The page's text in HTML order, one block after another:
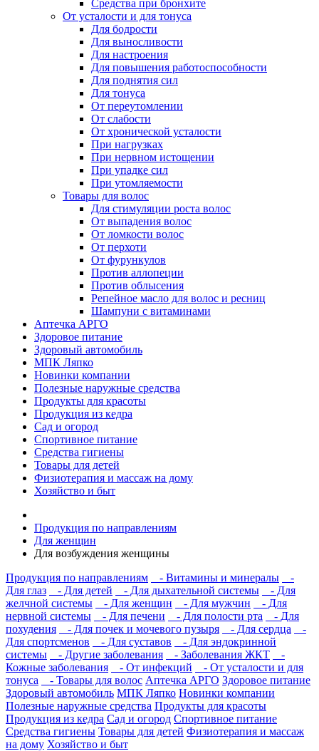
Средства при бронхите
От усталости и для тонуса
Для бодрости
Для выносливости
Для настроения
Для повышения работоспособности
Для поднятия сил
Для тонуса
От переутомлении
От слабости
От хронической усталости
При нагрузках
При нервном истощении
При упадке сил
При утомляемости
Товары для волос
Для стимуляции роста волос
От выпадения волос
От ломкости волос
От перхоти
От фурункулов
Против аллопеции
Против облысения
Репейное масло для волос и ресниц
Шампуни с витаминами
Аптечка АРГО
Здоровое питание
Здоровый автомобиль
МПК Ляпко
Новинки компании
Полезные наружные средства
Продукты для красоты
Продукция из кедра
Сад и огород
Спортивное питание
Средства гигиены
Товары для детей
Физиотерапия и массаж на дому
Хозяйство и быт
Продукция по направлениям
Для женщин
Для возбуждения женщины
Продукция по направлениям
- Витамины и минералы
-
Для глаз
- Для детей - Для дыхательной системы
- Для
желчной системы
- Для женщин - Для мужчин
- Для
нервной системы
- Для печени - Для полости рта
- Для
похудения
- Для почек и мочевого пузыря - Для сердца
-
Для спортсменов
- Для суставов
- Для эндокринной
системы
- Другие заболевания - Заболевания ЖКТ
-
Кожные заболевания
- От инфекций
- От усталости и для
тонуса
- Товары для волос Аптечка АРГО Здоровое питание
Здоровый автомобиль МПК Ляпко Новинки компании
Полезные наружные средства Продукты для красоты
Продукция из кедра Сад и огород Спортивное питание
Средства гигиены Товары для детей Физиотерапия и массаж
на дому Хозяйство и быт